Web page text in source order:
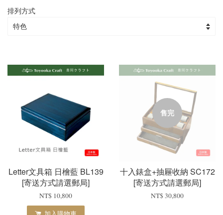
排列方式
Letter文具箱 日檜藍 BL139
[寄送方式請選郵局]
NT$ 10,800
售完
十入錶盒+抽屜收納 SC172
[寄送方式請選郵局]
NT$ 30,800